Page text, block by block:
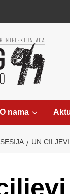
O nama
UN